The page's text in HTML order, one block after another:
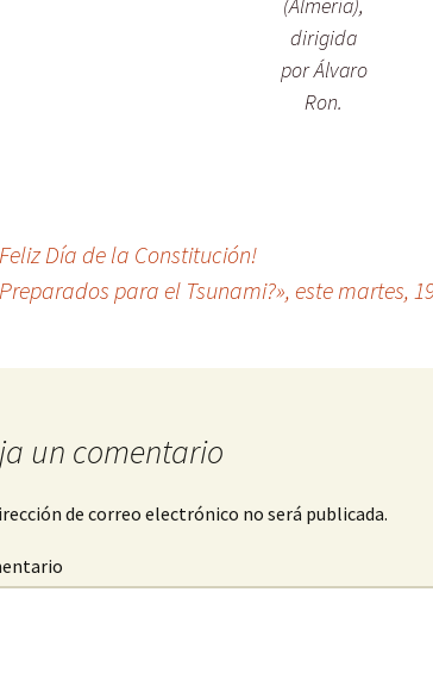
dirigida
por Álvaro
Ron.
Día de la Constitución!
para el Tsunami?», este martes,
un comentario
de correo electrónico no será publicada.